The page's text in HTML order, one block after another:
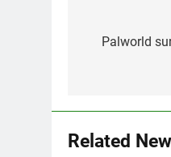
dePalworld
Related